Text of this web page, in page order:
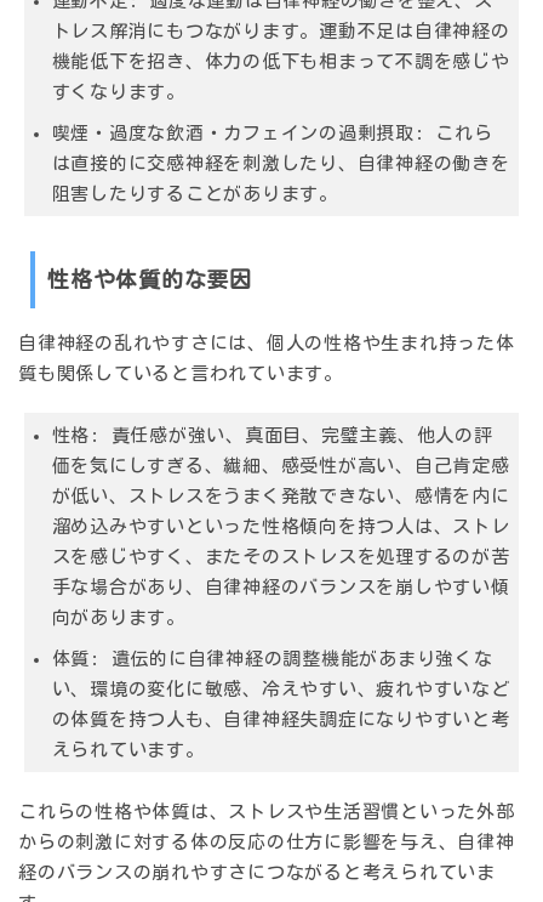
トレス解消にもつながります。運動不足は自律神経の
機能低下を招き、体力の低下も相まって不調を感じや
すくなります。
喫煙・過度な飲酒・カフェインの過剰摂取: これら
は直接的に交感神経を刺激したり、自律神経の働きを
阻害したりすることがあります。
性格や体質的な要因
自律神経の乱れやすさには、個人の性格や生まれ持った体
質も関係していると言われています。
性格: 責任感が強い、真面目、完璧主義、他人の評
価を気にしすぎる、繊細、感受性が高い、自己肯定感
が低い、ストレスをうまく発散できない、感情を内に
溜め込みやすいといった性格傾向を持つ人は、ストレ
スを感じやすく、またそのストレスを処理するのが苦
手な場合があり、自律神経のバランスを崩しやすい傾
向があります。
体質: 遺伝的に自律神経の調整機能があまり強くな
い、環境の変化に敏感、冷えやすい、疲れやすいなど
の体質を持つ人も、自律神経失調症になりやすいと考
えられています。
これらの性格や体質は、ストレスや生活習慣といった外部
からの刺激に対する体の反応の仕方 に影響を与え、自律神
経のバランスの崩れやすさにつながると考えられていま